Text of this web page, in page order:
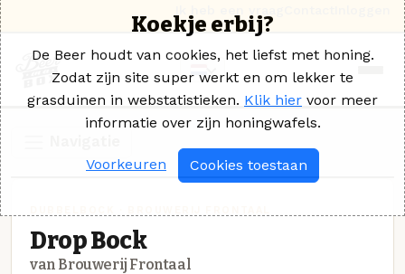
Drop Bock
van Brouwerij Frontaal
Koekje erbij?
De Beer houdt van cookies, het liefst met honing.
Zodat zijn site super werkt en om lekker te
grasduinen in webstatistieken. Klik hier voor meer
informatie over zijn honingwafels.
Voorkeuren Cookies toestaan